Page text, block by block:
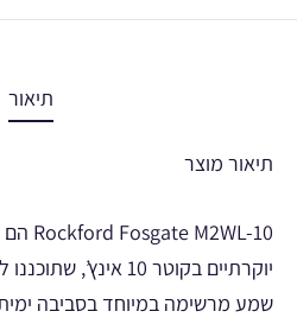
תיאור
תיאור מוצר
יוקרתיים בקוטר 10